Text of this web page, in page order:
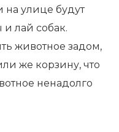
на улице будут
лай собак.
животное задом,
же корзину, что
ненадолго